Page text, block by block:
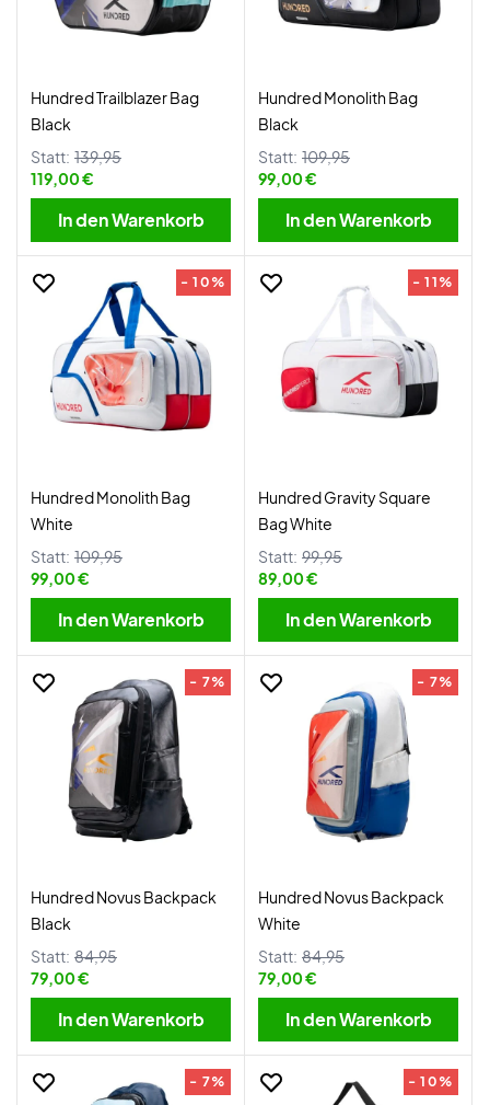
Hundred Trailblazer Bag
Black
Statt: 139,95
119,00 €
In den Warenkorb
Hundred Monolith Bag
Black
Statt: 109,95
99,00 €
In den Warenkorb
- 10%
Hundred Monolith Bag
White
Statt: 109,95
99,00 €
In den Warenkorb
- 11%
Hundred Gravity Square
Bag White
Statt: 99,95
89,00 €
In den Warenkorb
- 7%
Hundred Novus Backpack
Black
Statt: 84,95
79,00 €
In den Warenkorb
- 7%
Hundred Novus Backpack
White
Statt: 84,95
79,00 €
In den Warenkorb
- 7% - 10%